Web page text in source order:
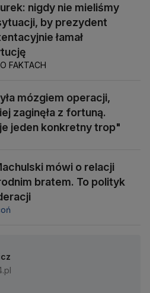
nigdy nie mieliśmy
by prezydent
łamał
FAKTACH
mózgiem operacji,
zaginęła z fortuną.
jeden konkretny trop"
mówi o relacji
bratem. To polityk